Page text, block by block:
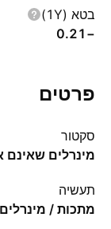
בטא (1Y)
−0.21
פרטים
סקטור
מינרלים שאינם
תעשיה
מתכות /